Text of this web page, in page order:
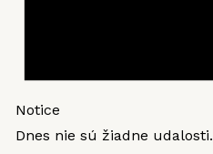
Notice
Dnes nie sú žiadne udalosti.